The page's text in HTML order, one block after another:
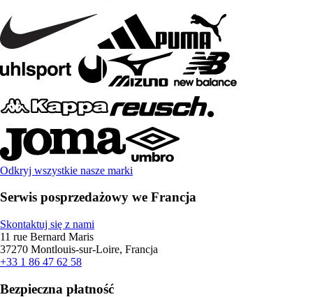
Odkryj wszystkie nasze marki
Serwis posprzedażowy we Francja
Skontaktuj się z nami
11 rue Bernard Maris
37270 Montlouis-sur-Loire, Francja
+33 1 86 47 62 58
Bezpieczna płatność